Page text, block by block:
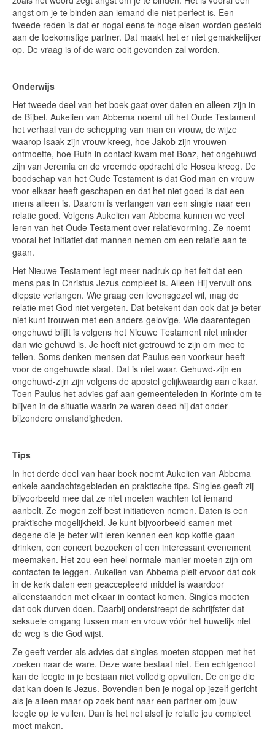
angst om je te binden aan iemand die niet perfect is. Een
tweede reden is dat er nogal eens te hoge eisen worden gesteld
aan de toekomstige partner. Dat maakt het er niet gemakkelijker
op. De vraag is of de ware ooit gevonden zal worden.
Onderwijs
Het tweede deel van het boek gaat over daten en alleen-zijn in
de Bijbel. Aukelien van Abbema noemt uit het Oude Testament
het verhaal van de schepping van man en vrouw, de wijze
waarop Isaak zijn vrouw kreeg, hoe Jakob zijn vrouwen
ontmoette, hoe Ruth in contact kwam met Boaz, het ongehuwd-
zijn van Jeremia en de vreemde opdracht die Hosea kreeg. De
boodschap van het Oude Testament is dat God man en vrouw
voor elkaar heeft geschapen en dat het niet goed is dat een
mens alleen is. Daarom is verlangen van een single naar een
relatie goed. Volgens Aukelien van Abbema kunnen we veel
leren van het Oude Testament over relatievorming. Ze noemt
vooral het initiatief dat mannen nemen om een relatie aan te
gaan.
Het Nieuwe Testament legt meer nadruk op het feit dat een
mens pas in Christus Jezus compleet is. Alleen Hij vervult ons
diepste verlangen. Wie graag een levensgezel wil, mag de
relatie met God niet vergeten. Dat betekent dan ook dat je beter
niet kunt trouwen met een anders-gelovige. Wie daarentegen
ongehuwd blijft is volgens het Nieuwe Testament niet minder
dan wie gehuwd is. Je hoeft niet getrouwd te zijn om mee te
tellen. Soms denken mensen dat Paulus een voorkeur heeft
voor de ongehuwde staat. Dat is niet waar. Gehuwd-zijn en
ongehuwd-zijn zijn volgens de apostel gelijkwaardig aan elkaar.
Toen Paulus het advies gaf aan gemeenteleden in Korinte om te
blijven in de situatie waarin ze waren deed hij dat onder
bijzondere omstandigheden.
Tips
In het derde deel van haar boek noemt Aukelien van Abbema
enkele aandachtsgebieden en praktische tips. Singles geeft zij
bijvoorbeeld mee dat ze niet moeten wachten tot iemand
aanbelt. Ze mogen zelf best initiatieven nemen. Daten is een
praktische mogelijkheid. Je kunt bijvoorbeeld samen met
degene die je beter wilt leren kennen een kop koffie gaan
drinken, een concert bezoeken of een interessant evenement
meemaken. Het zou een heel normale manier moeten zijn om
contacten te leggen. Aukelien van Abbema pleit ervoor dat ook
in de kerk daten een geaccepteerd middel is waardoor
alleenstaanden met elkaar in contact komen. Singles moeten
dat ook durven doen. Daarbij onderstreept de schrijfster dat
seksuele omgang tussen man en vrouw vóór het huwelijk niet
de weg is die God wijst.
Ze geeft verder als advies dat singles moeten stoppen met het
zoeken naar de ware. Deze ware bestaat niet. Een echtgenoot
kan de leegte in je bestaan niet volledig opvullen. De enige die
dat kan doen is Jezus. Bovendien ben je nogal op jezelf gericht
als je alleen maar op zoek bent naar een partner om jouw
leegte op te vullen. Dan is het net alsof je relatie jou compleet
moet maken.